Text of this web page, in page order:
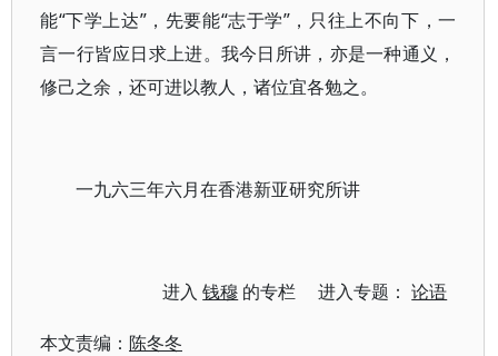
能“下学上达”，先要能“志于学”，只往上不向下，一
言一行皆应日求上进。我今日所讲，亦是一种通义，
修己之余，还可进以教人，诸位宜各勉之。
一九六三年六月在香港新亚研究所讲
进入钱穆 的专栏 进入专题：论语
本文责编： 陈冬冬